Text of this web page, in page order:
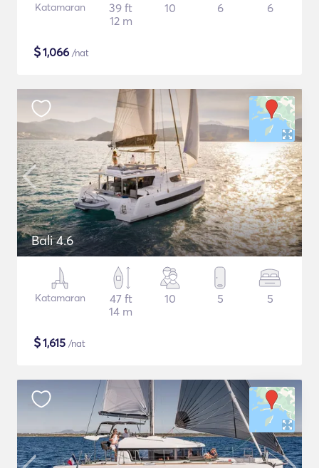
Katamaran
39 ft
12 m
10 6 6
$1,066 /nat
Bali 4.6
Katamaran
47 ft
14 m
10 5 5
$1,615 /nat